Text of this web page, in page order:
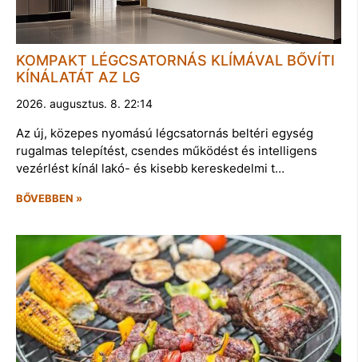
KOMPAKT LÉGCSATORNÁS KLÍMÁVAL BŐVÍTI
KÍNÁLATÁT AZ LG
2026. augusztus. 8. 22:14
Az új, közepes nyomású légcsatornás beltéri egység
rugalmas telepítést, csendes működést és intelligens
vezérlést kínál lakó- és kisebb kereskedelmi t…
BŐVEBBEN »